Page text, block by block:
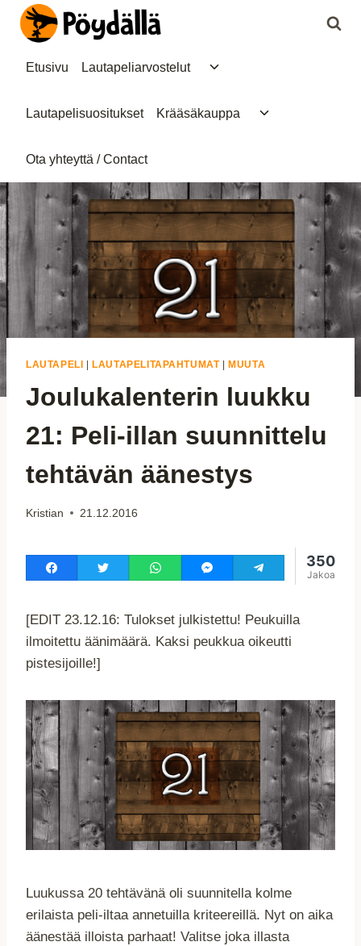
Siirry
sisältöön
Etusivu Lautapeliarvostelut
Lautapelisuositukset Krääsäkauppa
Ota yhteyttä / Contact
LAUTAPELI LAUTAPELITAPAHTUMAT| MUUTA
Joulukalenterin luukku
21: Peli-illan suunnittelu
tehtävän äänestys
Kristian 21.12.2016
350
Jakoa
[EDIT 23.12.16: Tulokset julkistettu! Peukuilla
ilmoitettu äänimäärä. Kaksi peukkua oikeutti
pistesijoille!]
Luukussa 20 tehtävänä oli suunnitella kolme
erilaista peli-iltaa annetuilla kriteereillä. Nyt on aika
äänestää illoista parhaat! Valitse joka illasta